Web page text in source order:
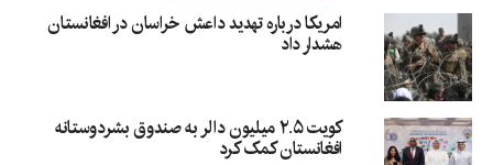
امریکا درباره تهدید داعش خراسان در افغانستان
هشدار داد
کویت ۲.۵ میلیون دالر به صندوق بشردوستانه
افغانستان کمک کرد